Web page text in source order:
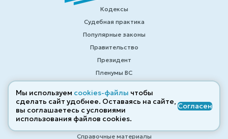
Кодексы
Судебная практика
Популярные законы
Правительство
Президент
Пленумы ВС
Изменения в законодательстве
Законы
Калькуляторы
Справочные материалы
Мы используем cookies-файлы чтобы
сделать сайт удобнее. Оставаясь на сайте,
вы соглашаетесь с условиями
использования файлов cооkies.
Согласен